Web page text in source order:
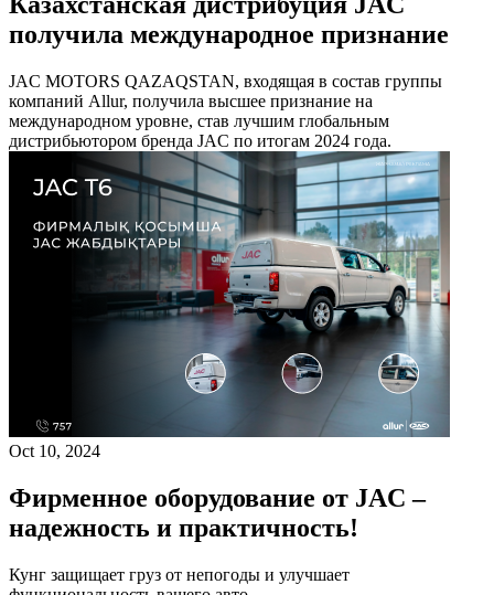
получила международное признание
JAC MOTORS QAZAQSTAN, входящая в состав группы
компаний Allur, получила высшее признание на
международном уровне, став лучшим глобальным
дистрибьютором бренда JAC по итогам 2024 года.
Oct 10, 2024
Фирменное оборудование от JAC –
надежность и практичность!
Кунг защищает груз от непогоды и улучшает